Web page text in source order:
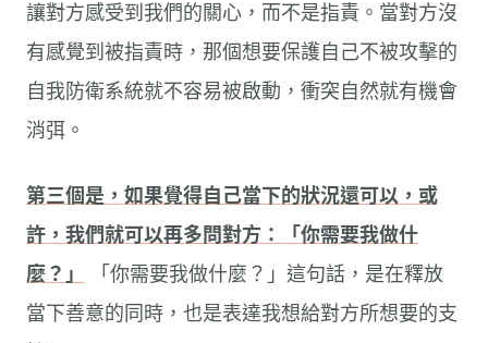
讓對方感受到我們的關心，而不是指責。當對方沒
有感覺到被指責時，那個想要保護自己不被攻擊的
自我防衛系統就不容易被啟動，衝突自然就有機會
消弭。
第三個是，如果覺得自己當下的狀況還可以，或
許，我們就可以再多問對方：「你需要我做什
麼？」
「你需要我做什麼？」這句話，是在釋放
當下善意的同時，也是表達我想給對方所想要的支